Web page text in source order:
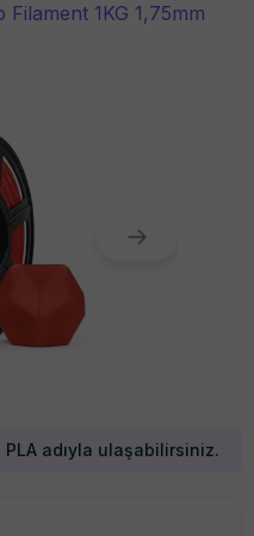
1KG 1,75mm
adıyla ulaşabilirsiniz.